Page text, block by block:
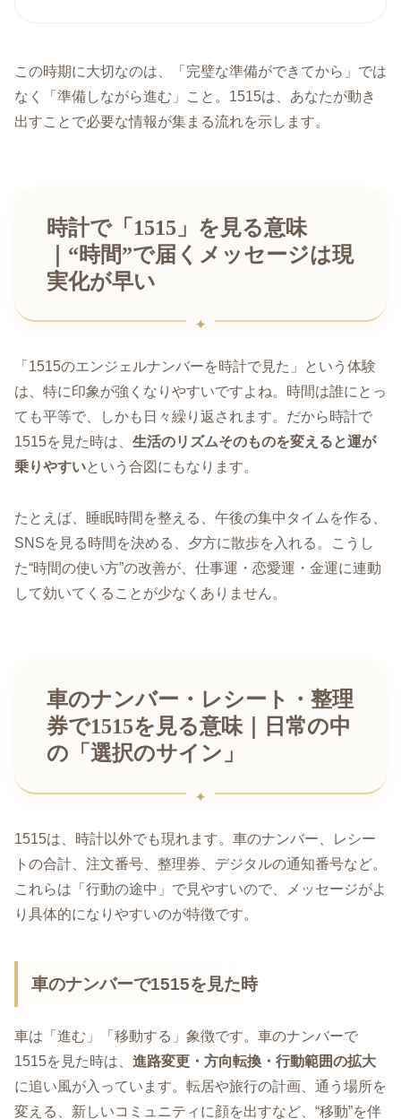
この時期に大切なのは、「完璧な準備ができてから」では
なく「準備しながら進む」こと。1515は、あなたが動き
出すことで必要な情報が集まる流れを示します。
時計で「1515」を見る意味
｜“時間”で届くメッセージは現
実化が早い
「1515のエンジェルナンバーを時計で見た」という体験
は、特に印象が強くなりやすいですよね。時間は誰にとっ
ても平等で、しかも日々繰り返されます。だから時計で
1515を見た時は、 生活のリズムそのものを変えると運が
乗りやすいという合図にもなります。
たとえば、睡眠時間を整える、午後の集中タイムを作る、
SNSを見る時間を決める、夕方に散歩を入れる。こうし
た“時間の使い方”の改善が、仕事運・恋愛運・金運に連動
して効いてくることが少なくありません。
車のナンバー・レシート・整理
券で1515を見る意味｜日常の中
の「選択のサイン」
1515は、時計以外でも現れます。車のナンバー、レシー
トの合計、注文番号、整理券、デジタルの通知番号など。
これらは「行動の途中」で見やすいので、メッセージがよ
り具体的になりやすいのが特徴です。
車のナンバーで1515を見た時
車は「進む」「移動する」象徴です。車のナンバーで
1515を見た時は、 進路変更・方向転換・行動範囲の拡大
に追い風が入っています。転居や旅行の計画、通う場所を
変える、新しいコミュニティに顔を出すなど、“移動”を伴